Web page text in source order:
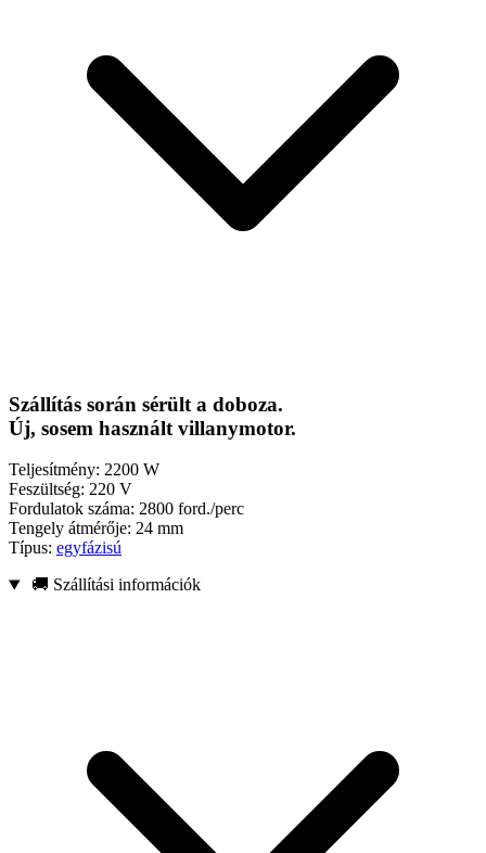
Szállítás során sérült a doboza.
Új, sosem használt villanymotor.
Teljesítmény: 2200 W
Feszültség: 220 V
Fordulatok száma: 2800 ford./perc
Tengely átmérője: 24 mm
Típus: egyfázisú
🚚 Szállítási információk